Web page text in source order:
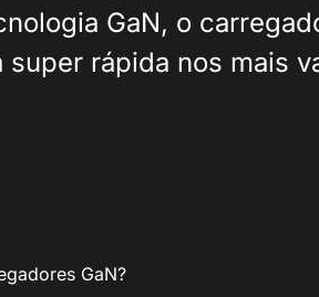
GaN, o
super rápida nos mais
GaN?